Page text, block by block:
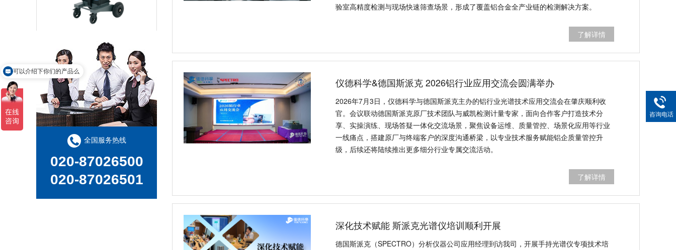
验室高精度检测与现场快速筛查场景，形成了覆盖铝合金全产业链的检测解决方案。
了解详情
仪德科学&德国斯派克 2026铝行业应用交流会圆满举办
2026年7月3日，仪德科学与德国斯派克主办的铝行业光谱技术应用交流会在肇庆顺利收
官。会议联动德国斯派克原厂技术团队与威凯检测计量专家，面向合作客户打造技术分
享、实操演练、现场答疑一体化交流场景，聚焦设备运维、质量管控、场景化应用等行业
一线痛点，搭建原厂与终端客户的深度沟通桥梁，以专业技术服务赋能铝企质量管控升
级，后续还将陆续推出更多细分行业专属交流活动。
了解详情
深化技术赋能 斯派克光谱仪培训顺利开展
德国斯派克（SPECTRO）分析仪器公司应用经理到访我司，开展手持光谱仪专项技术培
德国斯派克辉光放电直读光谱仪 GDA750/GDA550
全国服务热线
020-87026500
020-87026501
咨询电话
可以介绍下你们的产品么